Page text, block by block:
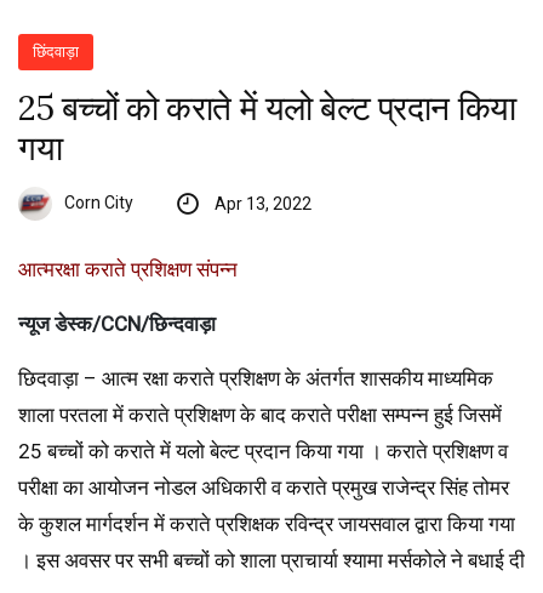
छिंदवाड़ा
25 बच्चों को कराते में यलो बेल्ट प्रदान किया
गया
Corn City Apr 13, 2022
आत्मरक्षा कराते प्रशिक्षण संपन्न
न्यूज डेस्क/CCN/छिन्दवाड़ा
छिदवाड़ा – आत्म रक्षा कराते प्रशिक्षण के अंतर्गत शासकीय माध्यमिक
शाला परतला में कराते प्रशिक्षण के बाद कराते परीक्षा सम्पन्न हुई जिसमें
25 बच्चों को कराते में यलो बेल्ट प्रदान किया गया । कराते प्रशिक्षण व
परीक्षा का आयोजन नोडल अधिकारी व कराते प्रमुख राजेन्द्र सिंह तोमर
के कुशल मार्गदर्शन में कराते प्रशिक्षक रविन्द्र जायसवाल द्वारा किया गया
। इस अवसर पर सभी बच्चों को शाला प्राचार्या श्यामा मर्सकोले ने बधाई दी